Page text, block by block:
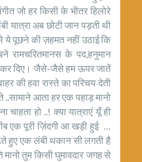
जो हर किसी के भीतर हिलोरे
यात्रा अब छोटी जान पड़ती थी
ये पूछने की ज़हमत नहीं उठाई कि
रामचरितमानस के पद,हनुमान
कर दिए। जैसे-जैसे हम ऊपर जातें
की हवा रास्ते का परिचय देती
आता हर एक पहाड़ मानो
चाहता हो ..! क्या यात्राएं यूँ ही
एक पूरी ज़िंदगी आ खड़ी हुई …
हुए एक लंबी थकान सी लगती है
तुम किसी घुमावदार जगह से